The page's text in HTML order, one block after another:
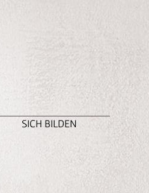
SICH BILDEN